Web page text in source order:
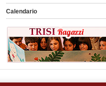
Calendario